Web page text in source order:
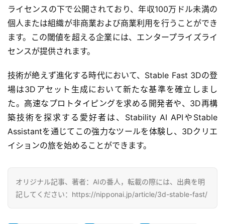
ー
ビ
ス
I
ツ
ー
ル
セ
ッ
ト
活
用
ライセンスの下で公開されており、年収100万ドル未満の
個人または組織が非商業および商業利用を行うことができ
ます。この閾値を超える企業には、エンタープライズライ
センスが提供されます。
技術が絶えず進化する時代において、Stable Fast 3Dの登
場は3Dアセット生成において新たな基準を確立しまし
た。高速なプロトタイピングを求める開発者や、3D再構
築技術を探求する愛好者は、Stability AI APIやStable
Assistantを通じてこの強力なツールを体験し、3Dクリエ
イションの旅を始めることができます。
オリジナル記事、著者：AIの番人，転載の際には、出典を明
記してください：https://nipponai.jp/article/3d-stable-fast/